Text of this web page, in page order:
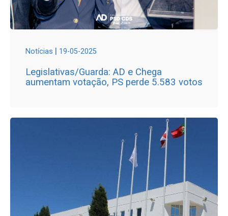
Notícias | 19-05-2025
Legislativas/Guarda: AD e Chega
aumentam votação, PS perde 5.583 votos